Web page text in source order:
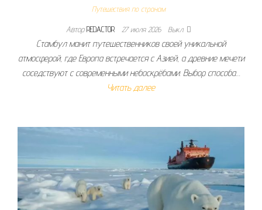
Путешествия по странам
АвторREDACTOR 27 июля 2026 Выкл.
Стамбул манит путешественников своей уникальной
атмосферой, где Европа встречается с Азией, а древние мечети
соседствуют с современными небоскрёбами. Выбор способа…
Читать далее